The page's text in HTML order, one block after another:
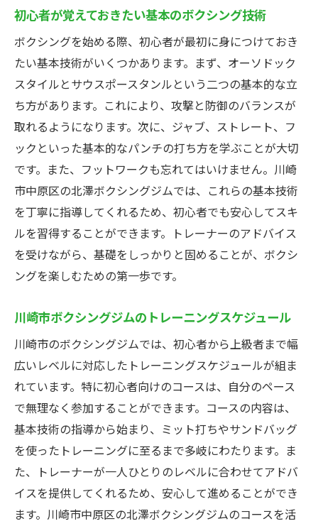
楽しく続けるためのモチベーション維持方
法
仲間と一緒にトレーニングするメリット
ボクシングを楽しむための音楽とリズム
トレーニングの合間に楽しめるリフレッシ
ュ方法
進捗を記録して達成感を感じる
イベントや試合に参加して楽しむ
初心者でも続けやすい川崎市ボクシングジムの
特徴
定期的なカウンセリングとフィードバック
多様なクラスと柔軟なスケジュール
初心者向けのサポートプログラム
モチベーションアップのためのイベント
続けやすい料金プランと特典
初心者が覚えておきたい基本のボクシング技術
ボクシングを始める際、初心者が最初に身につけておき
たい基本技術がいくつかあります。まず、オーソドック
スタイルとサウスポースタンルという二つの基本的な立
ち方があります。これにより、攻撃と防御のバランスが
取れるようになります。次に、ジャブ、ストレート、フ
ックといった基本的なパンチの打ち方を学ぶことが大切
です。また、フットワークも忘れてはいけません。川崎
市中原区の北澤ボクシングジムでは、これらの基本技術
を丁寧に指導してくれるため、初心者でも安心してスキ
ルを習得することができます。トレーナーのアドバイス
を受けながら、基礎をしっかりと固めることが、ボクシ
ングを楽しむための第一歩です。
川崎市ボクシングジムのトレーニングスケジュール
川崎市のボクシングジムでは、初心者から上級者まで幅
広いレベルに対応したトレーニングスケジュールが組ま
れています。特に初心者向けのコースは、自分のペース
で無理なく参加することができます。コースの内容は、
基本技術の指導から始まり、ミット打ちやサンドバッグ
を使ったトレーニングに至るまで多岐にわたります。ま
た、トレーナーが一人ひとりのレベルに合わせてアドバ
イスを提供してくれるため、安心して進めることができ
ます。川崎市中原区の北澤ボクシングジムのコースを活